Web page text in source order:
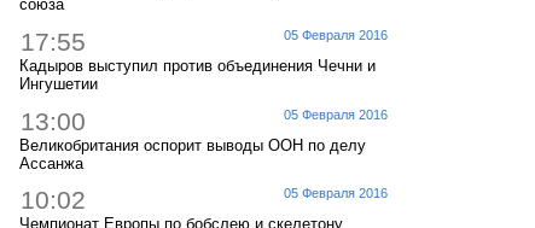
союза
05 Февраля 2016
17:55
Кадыров выступил против объединения Чечни и
Ингушетии
05 Февраля 2016
13:00
Великобритания оспорит выводы ООН по делу
Ассанжа
05 Февраля 2016
10:02
Чемпионат Европы по бобслею и скелетону